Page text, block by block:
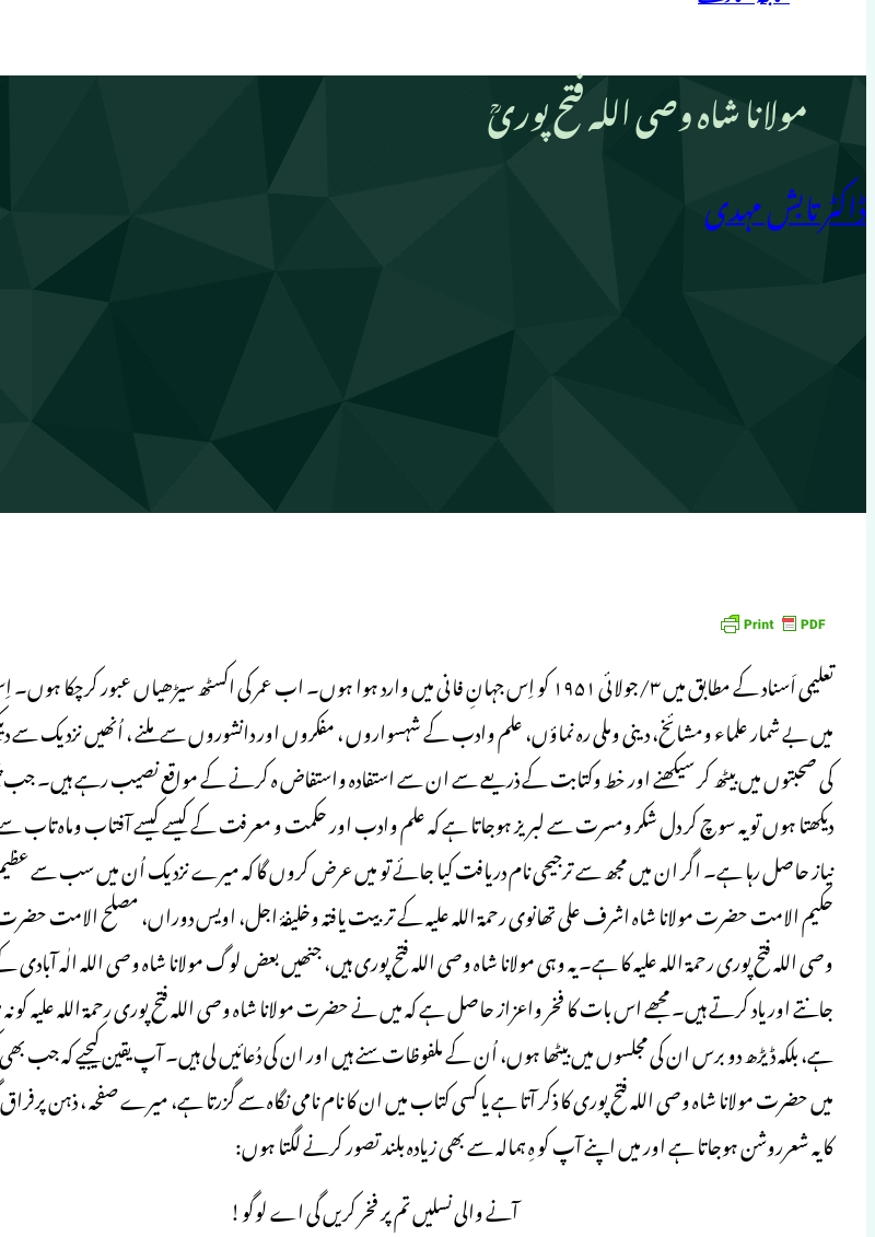
مولانا شاہ وصی اللہ فتح پوریؒ
ڈاکٹر تابش مہدی
تعلیمی اَسناد کے مطابق میں ۳/جولائی ۱۹۵۱ کو اِس جہانِ فانی میں وارد ہوا ہوں۔ اب عمر کی اکسٹھ سیڑھیاں عبور
میں بے شمار علماء ومشائخ، دینی وملی رہ نماؤں، علم وادب کے شہسواروں ، مفکروں اور دانشوروں سے ملنے ، اُنھیں نزدیک سے
کی صحبتوں میں بیٹھ کر سیکھنے اور خط وکتابت کے ذریعے سے ان سے استفادہ واستفاض ہ کرنے کے مواقع نصیب رہے ہیں۔ جب
دیکھتا ہوں تو یہ سوچ کر دل شکر ومسرت سے لبریز ہوجاتا ہے کہ علم وادب اور حکمت و معرفت کے کیسے کیسے آفتاب وماہ تاب
نیاز حاصل رہا ہے۔ اگر ان میں مجھ سے ترجیحی نام دریافت کیا جائے تو میں عرض کروں گا کہ میرے نزدیک اُن میں سب سے
حکیم الامت حضرت مولانا شاہ اشرف علی تھانوی رحمۃ اللہ علیہ کے تربیت یافتہ وخلیفۂ اجل، اویس دوراں، مصلح الامت
وصی اللہ فتح پوری رحمۃ اللہ علیہ کا ہے۔ یہ وہی مولانا شاہ وصی اللہ فتح پوری ہیں، جنھیں بعض لوگ مولانا شاہ وصی اللہ الٰہ
جانتے اور یاد کرتے ہیں۔ مجھے اس بات کا فخر واعزاز حاصل ہے کہ میں نے حضرت مولانا شاہ وصی اللہ فتح پوری رحمۃ اللہ علیہ کو
ہے، بلکہ ڈیڑھ دو برس ان کی مجلسوں میں بیٹھا ہوں، اُن کے ملفوظات سنے ہیں اور ان کی دُعائیں لی ہیں۔ آپ یقین کیجیے کہ جب
میں حضرت مولانا شاہ وصی اللہ فتح پوری کا ذکر آتا ہے یا کسی کتاب میں ان کا نام نامی نگاہ سے گزرتا ہے، میرے صفحہ ، ذہن
کا یہ شعرروشن ہوجاتا ہے اور میں اپنے آپ کو ہِ ہمالہ سے بھی زیادہ بلند تصور کرنے لگتا ہوں:
آنے والی نسلیں تم پر فخر کریں گی اے لوگو!